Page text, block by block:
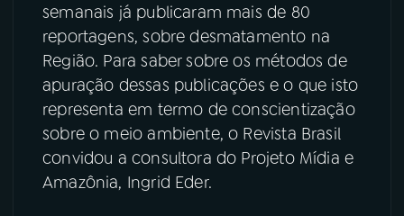
06VIDEOCASTS
07ÚLTIMAS
08FESTIVAL DE MÚSICA
ACOMPANHE A RÁDIO NACIONAL
semanais já publicaram mais de 80
reportagens, sobre desmatamento na
Região. Para saber sobre os métodos de
apuração dessas publicações e o que isto
representa em termo de conscientização
sobre o meio ambiente, o Revista Brasil
convidou a consultora do Projeto Mídia e
Amazônia, Ingrid Eder.